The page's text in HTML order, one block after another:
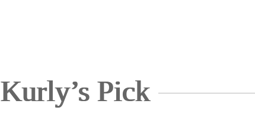
Kurly’s Pick